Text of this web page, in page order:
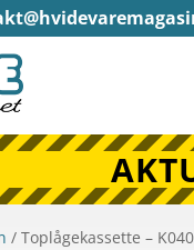
/ Toplågekassette –